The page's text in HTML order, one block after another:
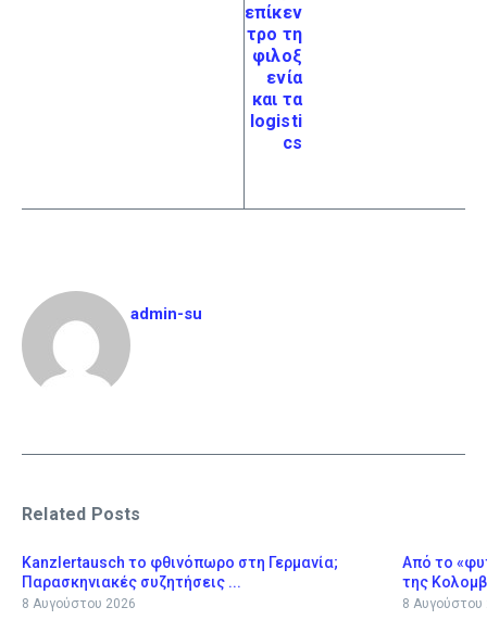
επίκεν
τρο τη
φιλοξ
ενία
και τα
logisti
cs
admin-su
Related Posts
Kanzlertausch το φθινόπωρο στη Γερμανία;
Παρασκηνιακές συζητήσεις ...
8 Αυγούστου 2026
Από το
της
8 Αυγούστου